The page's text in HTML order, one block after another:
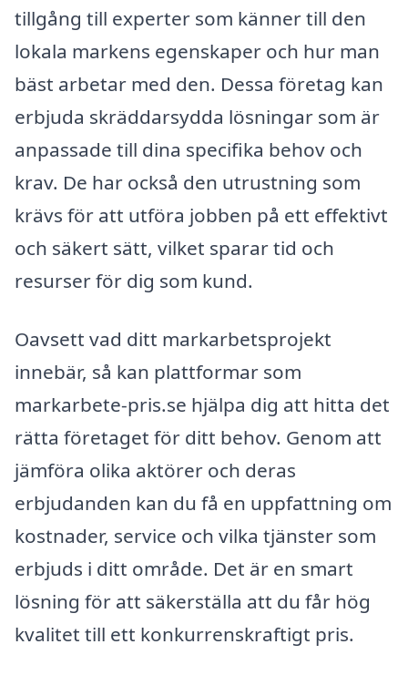
tillgång till experter som känner till den
lokala markens egenskaper och hur man
bäst arbetar med den. Dessa företag kan
erbjuda skräddarsydda lösningar som är
anpassade till dina specifika behov och
krav. De har också den utrustning som
krävs för att utföra jobben på ett effektivt
och säkert sätt, vilket sparar tid och
resurser för dig som kund.
Oavsett vad ditt markarbetsprojekt
innebär, så kan plattformar som
markarbete-pris.se hjälpa dig att hitta det
rätta företaget för ditt behov. Genom att
jämföra olika aktörer och deras
erbjudanden kan du få en uppfattning om
kostnader, service och vilka tjänster som
erbjuds i ditt område. Det är en smart
lösning för att säkerställa att du får hög
kvalitet till ett konkurrenskraftigt pris.